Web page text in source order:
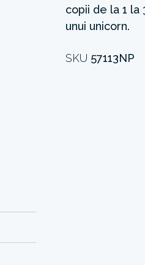
copii de la 1 la
unui unicorn.
SKU 57113NP